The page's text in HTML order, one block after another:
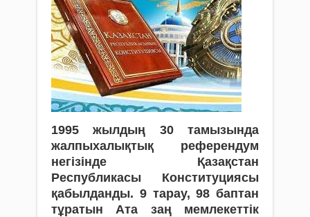
1995 жылдың 30 тамызында
жалпыхалықтық ре­ферендум
негізінде Қазақстан
Республикасы Конституциясы
қабылданды. 9 тарау, 98 баптан
тұратын Ата заң мемлекеттік